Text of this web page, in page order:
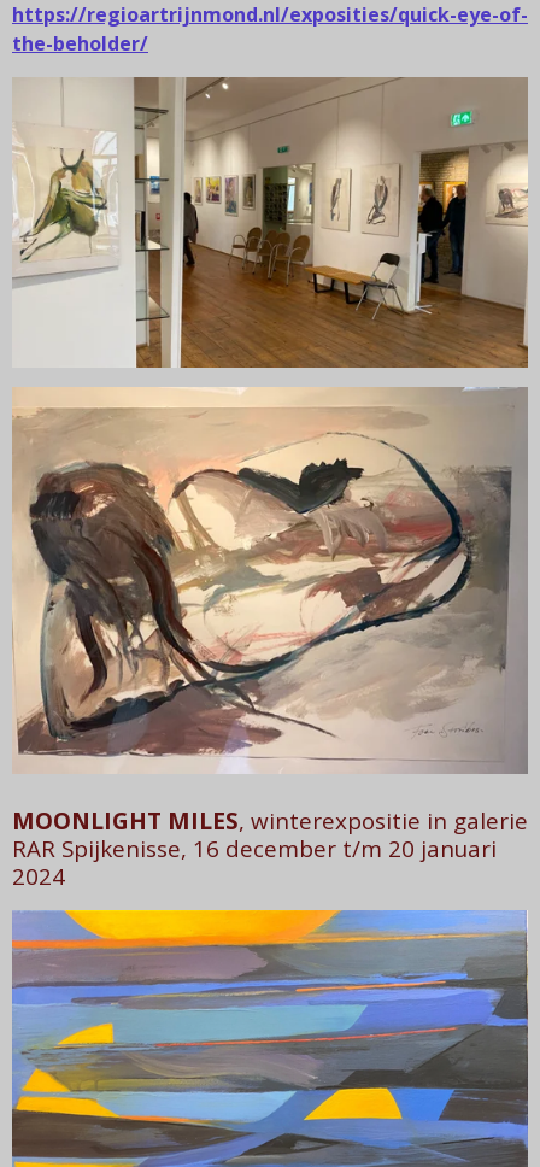
https://regioartrijnmond.nl/exposities/quick-eye-of-
the-beholder/
MOONLIGHT MILES, winterexpositie in galerie
RAR Spijkenisse, 16 december t/m 20 januari
2024